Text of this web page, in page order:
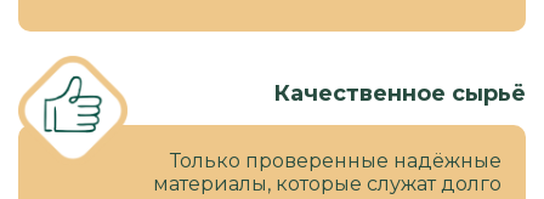
Качественное сырьё
Только проверенные надёжные
материалы, которые служат долго